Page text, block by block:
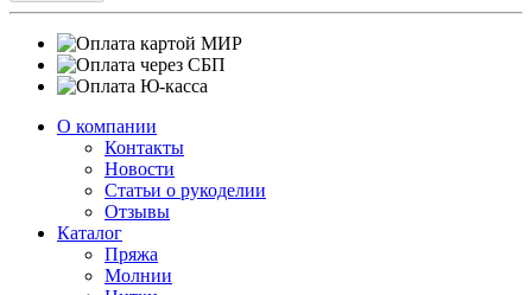
О компании
Контакты
Новости
Статьи о рукоделии
Отзывы
Каталог
Пряжа
Молнии